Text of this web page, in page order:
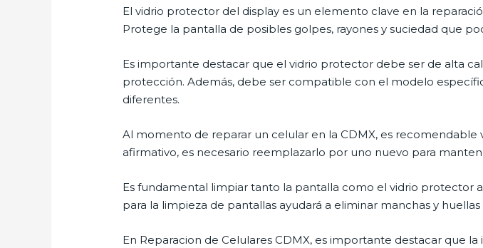
El vidrio protector del display es un elemento clave en la
Protege la pantalla de posibles golpes, rayones y suciedad que
Es importante destacar que el vidrio protector debe ser de alta
protección. Además, debe ser compatible con el modelo
diferentes.
Al momento de reparar un celular en la CDMX, es recomendable
afirmativo, es necesario reemplazarlo por uno nuevo para
Es fundamental limpiar tanto la pantalla como el vidrio protector
para la limpieza de pantallas ayudará a eliminar manchas y huellas
En Reparacion de Celulares CDMX, es importante destacar que